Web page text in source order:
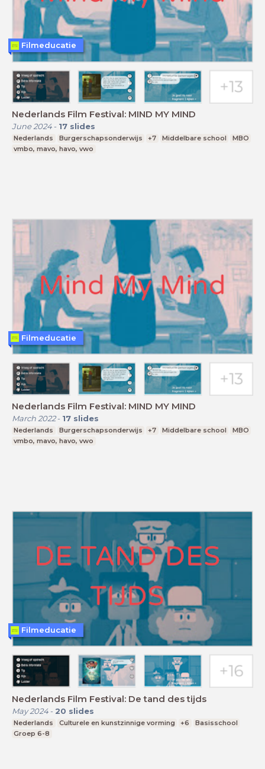
Nederlands Film Festival: MIND MY MIND
June 2024- 17 slides
Nederlands Burgerschapsonderwijs +7 Middelbare school
MBO
vmbo, mavo, havo, vwo
Filmeducatie
Nederlands Film Festival: MIND MY MIND
March 2022- 17 slides
Nederlands Burgerschapsonderwijs +7 Middelbare school
MBO
vmbo, mavo, havo, vwo
Filmeducatie
Nederlands Film Festival: De tand des tijds
May 2024- 20 slides
Nederlands Culturele en kunstzinnige vorming +6
Basisschool
Groep 6-8
Filmeducatie